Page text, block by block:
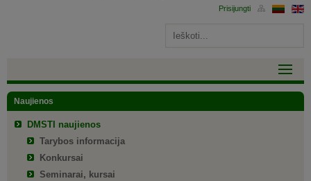
Naujienos
DMSTI naujienos
Tarybos informacija
Konkursai
Seminarai, kursai